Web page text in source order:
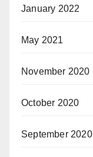
January 2022
May 2021
November 2020
October 2020
September 2020